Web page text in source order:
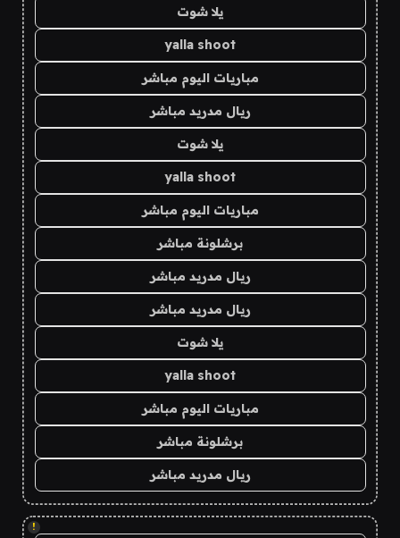
يلا شوت
yalla shoot
مباريات اليوم مباشر
ريال مدريد مباشر
يلا شوت
yalla shoot
مباريات اليوم مباشر
برشلونة مباشر
ريال مدريد مباشر
ريال مدريد مباشر
يلا شوت
yalla shoot
مباريات اليوم مباشر
برشلونة مباشر
ريال مدريد مباشر
!